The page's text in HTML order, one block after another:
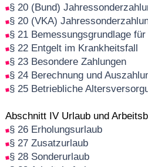
§ 20 (Bund)
§ 20 (VKA)
§ 21 Bemessungsgrundlage
§ 22 Entgelt im Krankheitsfall
§ 23 Besondere Zahlungen
§ 24 Berechnung und
§ 25 Betriebliche
Abschnitt IV Urlaub und
§ 26 Erholungsurlaub
§ 27 Zusatzurlaub
§ 28 Sonderurlaub